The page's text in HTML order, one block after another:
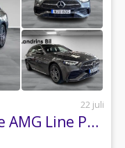
22 juli
Mercedes-Benz C 300 T e AMG Line Premium/Digital Light/Drag/ MOMS